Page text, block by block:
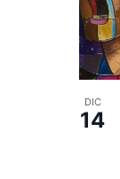
DIC
14